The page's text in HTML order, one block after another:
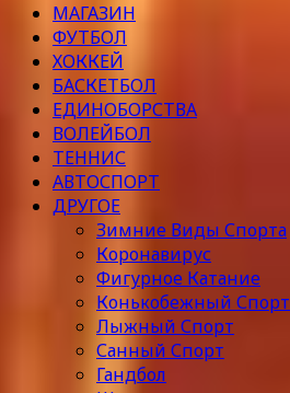
МАГАЗИН
ФУТБОЛ
ХОККЕЙ
БАСКЕТБОЛ
ЕДИНОБОРСТВА
ВОЛЕЙБОЛ
ТЕННИС
АВТОСПОРТ
ДРУГОЕ
Зимние Виды Спорта
Коронавирус
Фигурное Катание
Конькобежный Спорт
Лыжный Спорт
Санный Спорт
Гандбол